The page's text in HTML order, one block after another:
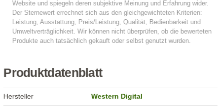
Produktdatenblatt
Hersteller Western Digital